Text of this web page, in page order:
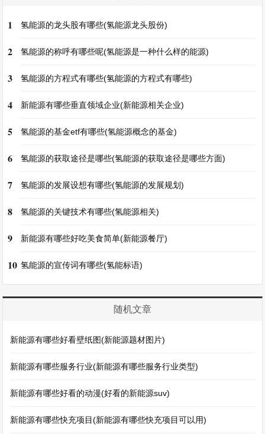
1 氢能源的龙头股有哪些(氢能源龙头股份)
2 氢能源的称呼有哪些呢(氢能源是一种什么样的能源)
3 氢能源的方程式有哪些(氢能源的方程式有哪些)
4 新能源有哪些垂直领域企业(新能源相关企业)
5 氢能源的基金etf有哪些(氢能源概念的基金)
6 氢能源的获取途径是哪些(氢能源的获取途径是哪些方面)
7 氢能源的发展设想有哪些(氢能源的发展规划)
8 氢能源的关键技术有哪些(氢能源相关)
9 新能源有哪些好吃美食简单(新能源餐厅)
10 氢能源的宣传词有哪些(氢能标语)
随机文章
新能源有哪些好看壁纸图(新能源题材图片)
新能源有哪些服务行业(新能源有哪些服务行业类型)
新能源有哪些好看的动漫(好看的新能源suv)
新能源有哪些快充项目(新能源有哪些快充项目可以用)